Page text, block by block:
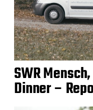
SWR
Dinner –